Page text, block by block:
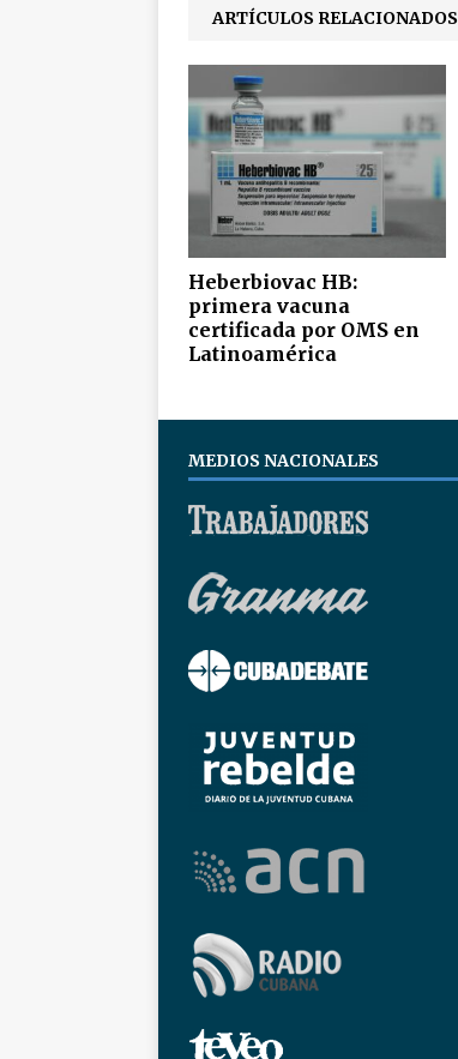
ARTÍCULOS RELACIONADOS
Heberbiovac HB:
primera vacuna
certificada por OMS en
Latinoamérica
MEDIOS NACIONALES